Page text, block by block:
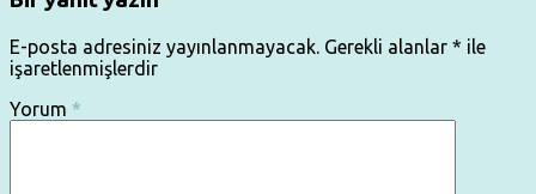
E-posta adresiniz yayınlanmayacak. Gerekli alanlar * ile
işaretlenmişlerdir
Yorum *